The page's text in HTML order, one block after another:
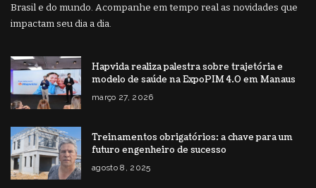
Brasil e do mundo. Acompanhe em tempo real as novidades que
impactam seu dia a dia.
Hapvida realiza palestra sobre trajetória e
modelo de saúde na ExpoPIM 4.0 em Manaus
março 27, 2026
Treinamentos obrigatórios: a chave para um
futuro engenheiro de sucesso
agosto 8, 2025